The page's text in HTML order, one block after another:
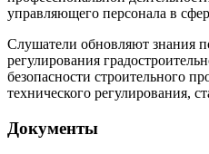
управляющего персонала в
Слушатели обновляют знания
регулирования
безопасности строительного
технического регулирования,
Документы